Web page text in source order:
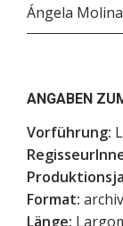
Ángela
ANGABEN
Vorführung:
Format:
Länge: